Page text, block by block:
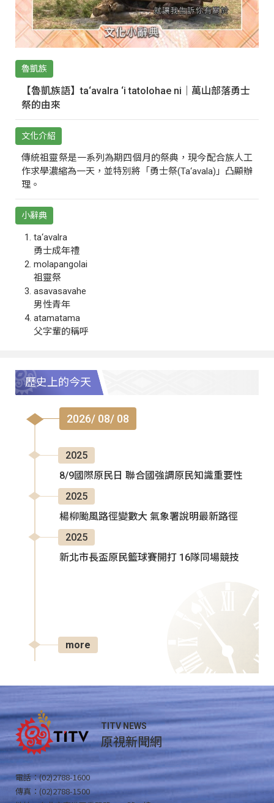
魯凱族
【魯凱族語】ta‘avalra ‘i tatolohae ni｜萬山部落勇士
祭的由來
文化介紹
傳統祖靈祭是一系列為期四個月的祭典，現今配合族人工
作求學濃縮為一天，並特別將「勇士祭(Ta‘avala)」凸顯辦
理。
小辭典
ta‘avalra
勇士成年禮
molapangolai
祖靈祭
asavasavahe
男性青年
atamatama
父字輩的稱呼
歷史上的今天
2026/ 08/ 08
2025
8/9國際原民日 聯合國強調原民知識重要性
2025
楊柳颱風路徑變數大 氣象署說明最新路徑
2025
新北市長盃原民籃球賽開打 16隊同場競技
more
TITV NEWS
原視新聞網
電話：(02)2788-1600
傳真：(02)2788-1500